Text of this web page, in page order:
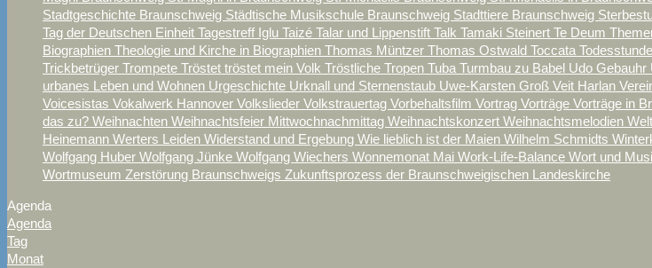
Stadtgeschichte Braunschweig Städtische Musikschule Braunschweig Stadttiere Braunschweig
Tag der Deutschen Einheit Tagestreff Iglu Taizé Talar und Lippenstift Talk Tamaki Steinert Te Deum
Biographien Theologie und Kirche in Biographien Thomas Müntzer Thomas Ostwald Toccata
Trickbetrüger Trompete Tröstet tröstet mein Volk Tröstliche Tropen Tuba Turmbau zu Babel Udo Gebauhr
urbanes Leben und Wohnen Urgeschichte Urknall und Sternenstaub Uwe-Karsten Groß Veit Harlan
Voicesistas Vokalwerk Hannover Volkslieder Volkstrauertag Vorbehaltsfilm Vortrag Vorträge Vorträge in
das zu? Weihnachten Weihnachtsfeier Mittwochnachmittag Weihnachtskonzert Weihnachtsmelodien
Heinemann Werters Leiden Widerstand und Ergebung Wie lieblich ist der Maien Wilhelm Schmidts
Wolfgang Huber Wolfgang Jünke Wolfgang Wiechers Wonnemonat Mai Work-Life-Balance Wort und
Wortmuseum Zerstörung Braunschweigs Zukunftsprozess der Braunschweigischen Landeskirche
Agenda
Agenda
Tag
Monat